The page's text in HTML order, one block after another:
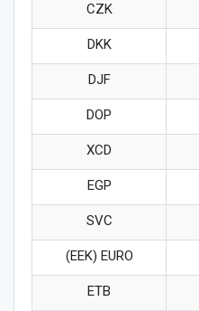
CZK
DKK
DJF
DOP
XCD
EGP
SVC
EEK) EURO)
ETB